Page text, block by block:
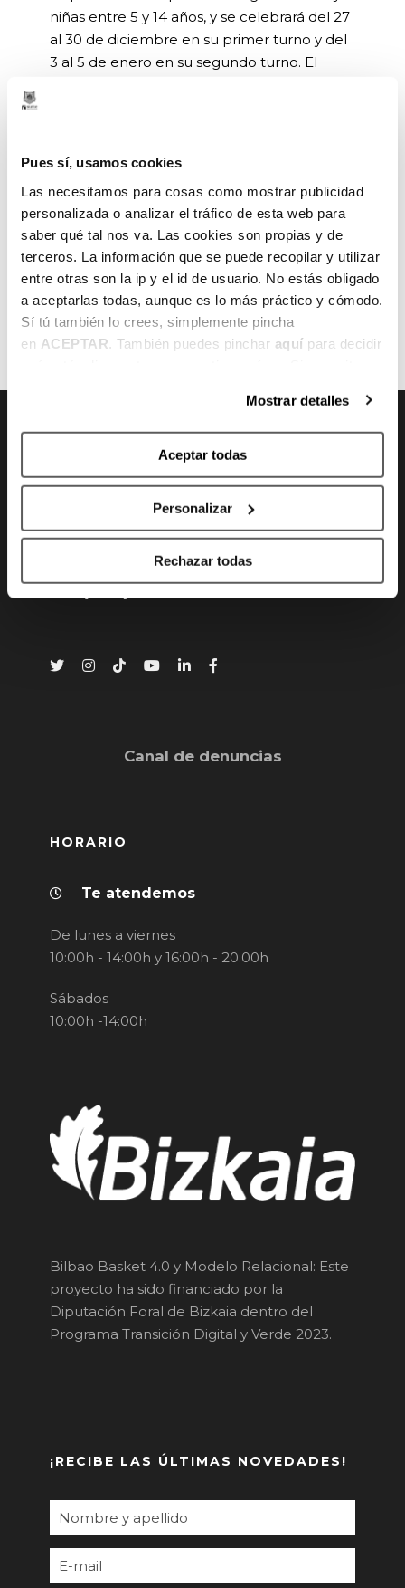
Pues sí, usamos cookies
Las necesitamos para cosas como mostrar publicidad
personalizada o analizar el tráfico de esta web para
saber qué tal nos va. Las cookies son propias y de
terceros. La información que se puede recopilar y utilizar
entre otras son la ip y el id de usuario. No estás obligado
a aceptarlas todas, aunque es lo más práctico y cómodo.
Sí tú también lo crees, simplemente pincha
en ACEPTAR . También puedes pinchar aquí para decidir
Mostrar detalles
Aceptar todas
Personalizar
Rechazar todas
niñas entre 5 y 14 años, y se celebrará del 27
al 30 de diciembre en su primer turno y del
3 al 5 de enero en su segundo turno. El
AQUÍ:https://forms.gle/6JRBN4nbzjiqzP32A
ANTERIOR SIGUIENTE
Gran Vía 80 - 48011 Bilbao, Bizkaia
(+34) 944 70 06 78
Canal de denuncias
HORARIO
Te atendemos
De lunes a viernes
10:00h - 14:00h y 16:00h - 20:00h
Sábados
10:00h -14:00h
Bilbao Basket 4.0 y Modelo Relacional: Este
proyecto ha sido financiado por la
Diputación Foral de Bizkaia dentro del
Programa Transición Digital y Verde 2023.
¡RECIBE LAS ÚLTIMAS NOVEDADES!